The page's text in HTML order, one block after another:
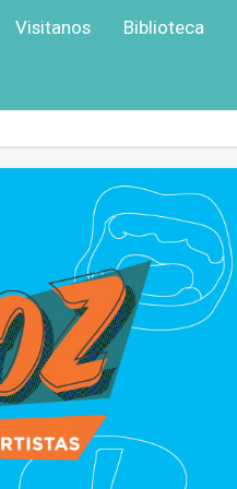
Visitanos Biblioteca